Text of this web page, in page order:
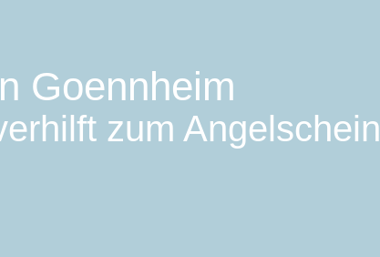
Goennheim
zum Angelschein